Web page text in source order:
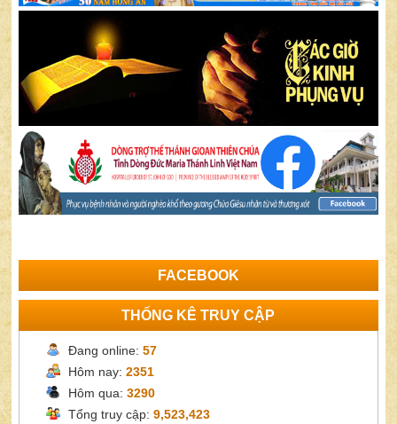
FACEBOOK
THỐNG KÊ TRUY CẬP
Đang online:57
Hôm nay:2351
Hôm qua:3290
Tổng truy cập:9,523,423